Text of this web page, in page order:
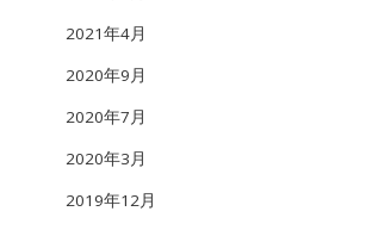
2021年4月
2020年9月
2020年7月
2020年3月
2019年12月